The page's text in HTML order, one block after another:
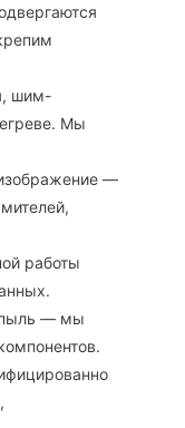
шим-
Мы
—
работы
пыль — мы